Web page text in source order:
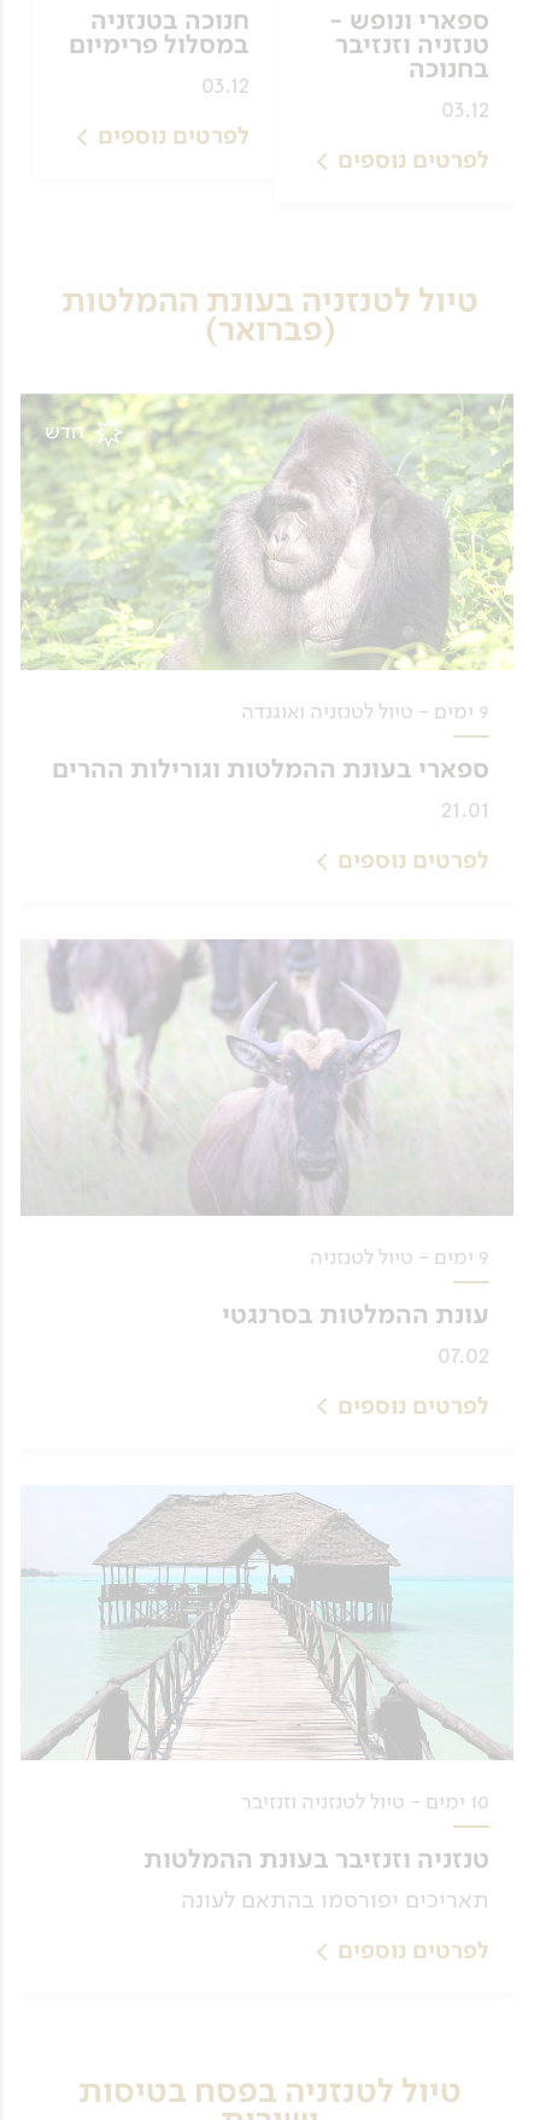
ספארי ונופש -
טנזניה וזנזיבר
בחנוכה
03.12
לפרטים נוספים
חנוכה בטנזניה
במסלול פרימיום
03.12
לפרטים נוספים
טיול לטנזניה בעונת ההמלטות
(פברואר)
9 ימים - טיול לטנזניה ואוגנדה
ספארי בעונת ההמלטות וגורילות ההרים
21.01
לפרטים נוספים
חדש
9 ימים - טיול לטנזניה
עונת ההמלטות בסרנגטי
07.02
לפרטים נוספים
10 ימים - טיול לטנזניה וזנזיבר
טנזניה וזנזיבר בעונת ההמלטות
תאריכים יפורסמו בהתאם לעונה
לפרטים נוספים
טיול לטנזניה בפסח בטיסות